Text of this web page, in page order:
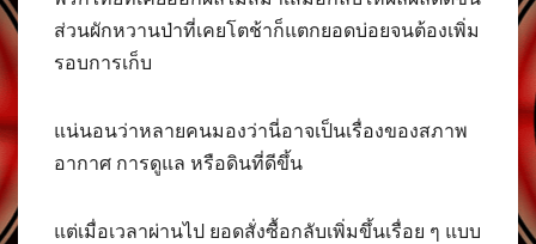
ส่วนผักหวานป่าที่เคยโตช้าก็แตกยอดบ่อยจนต้องเพิ่ม
รอบการเก็บ
แน่นอนว่าหลายคนมองว่านี่อาจเป็นเรื่องของสภาพ
อากาศ การดูแล หรือดินที่ดีขึ้น
แต่เมื่อเวลาผ่านไป ยอดสั่งซื้อกลับเพิ่มขึ้นเรื่อย ๆ แบบ